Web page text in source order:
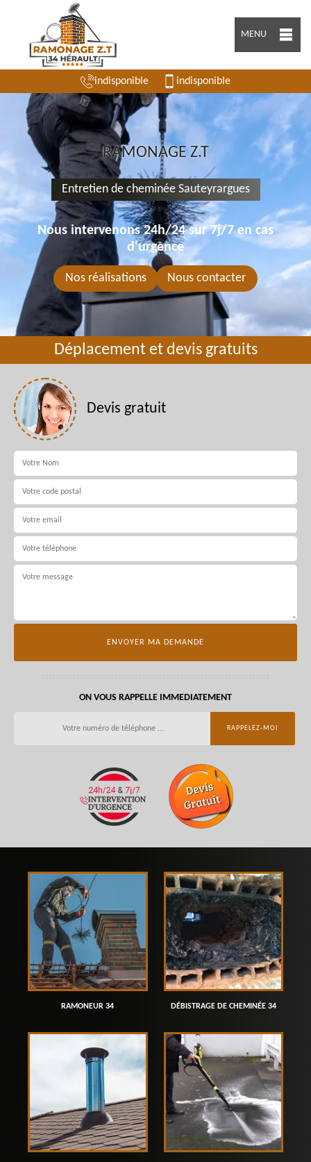
MENU
indisponible indisponible
RAMONAGE Z.T
Entretien de cheminée Sauteyrargues
Nous intervenons 24h/24 sur 7j/7 en cas
d'urgence
Nos réalisations Nous contacter
Déplacement et devis gratuits
Devis gratuit
ON VOUS RAPPELLE IMMEDIATEMENT
RAMONEUR 34 DÉBISTRAGE DE CHEMINÉE 34